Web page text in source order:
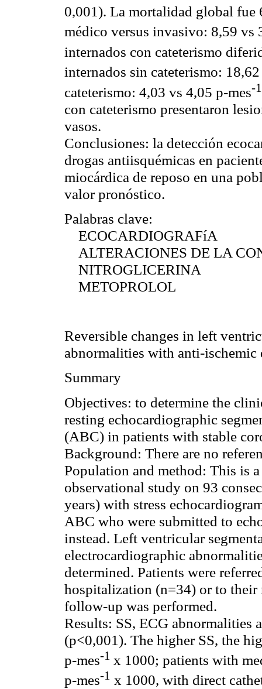
0,001). La mortalidad global fue
médico versus invasivo: 8,59 vs
internados con cateterismo
internados sin cateterismo:
cateterismo: 4,03 vs 4,05 p-mes-1
con cateterismo presentaron
vasos.
Conclusiones: la detección
drogas antiisquémicas en
miocárdica de reposo en una
valor pronóstico.
Palabras clave:
ECOCARDIOGRAFíA
ALTERACIONES DE LA
NITROGLICERINA
METOPROLOL
Reversible changes in left
abnormalities with anti-
Summary
Objectives: to determine the
resting echocardiographic
(ABC) in patients with stable
Background: There are no
Population and method: This is
observational study on 93
years) with stress
ABC who were submitted to
instead. Left ventricular
electrocardiographic
determined. Patients were
hospitalization (n=34) or to their
follow-up was performed.
Results: SS, ECG abnormalities
(p<0,001). The higher SS, the
p-mes-1 x 1000; patients with
p-mes-1 x 1000, with direct